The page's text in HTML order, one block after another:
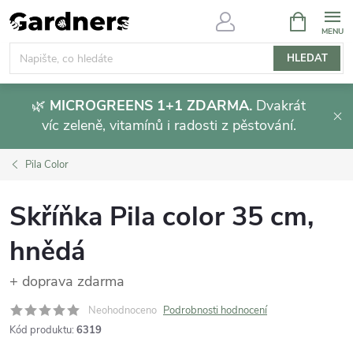
Přejít
na
obsah
HLEDAT
NÁKUPNÍ
KOŠÍK
🌿 MICROGREENS 1+1 ZDARMA. Dvakrát
víc zeleně, vitamínů i radosti z pěstování.
Pila Color
Skříňka Pila color 35 cm,
hnědá
+ doprava zdarma
Neohodnoceno Podrobnosti hodnocení
Kód produktu: 6319